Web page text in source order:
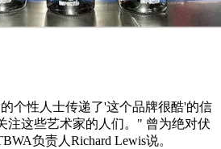
个性人士传递了'这个品牌很酷'的信
注这些艺术家的人们。" 曾为绝对伏
负责人Richard Lewis说。